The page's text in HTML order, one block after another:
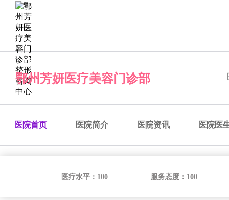
鄂州芳妍医疗美容门诊部
医院首页 医院简介 医院资讯 医院医
医疗水平： 100 服务态度： 100